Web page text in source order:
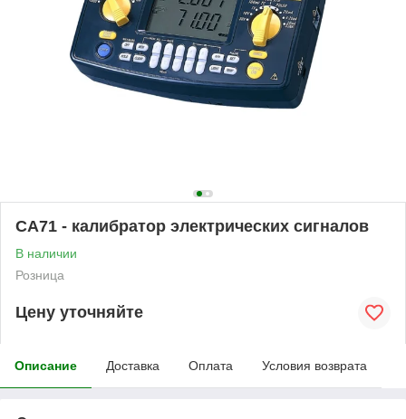
CA71 - калибратор электрических сигналов
В наличии
Розница
Цену уточняйте
Описание Доставка Оплата Условия возврата